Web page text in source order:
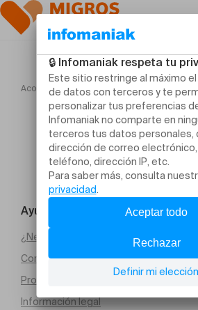
Acogida BACH, Gloria in excelsis Deo
Ayuda y contacto
¿Necesitas ayuda?
Condiciones generales de venta (PDF)
Protección de datos
Información legal